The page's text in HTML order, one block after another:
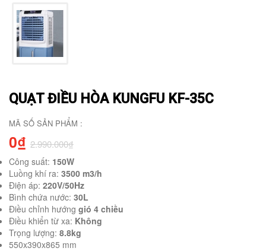
QUẠT ĐIỀU HÒA KUNGFU KF-35C
MÃ SỐ SẢN PHẨM :
0₫ 2.990.000₫
Công suất: 150W
Luồng khí ra: 3500 m3/h
Điện áp: 220V/50Hz
Bình chứa nước: 30L
Điều chỉnh hướng gió 4 chiều
Điều khiển từ xa: Không
Trọng lượng: 8.8kg
550x390x865 mm